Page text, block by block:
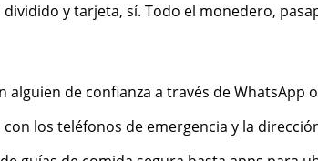
dividido y tarjeta, sí. Todo el monedero,
alguien de confianza a través de WhatsApp
los teléfonos de emergencia y la